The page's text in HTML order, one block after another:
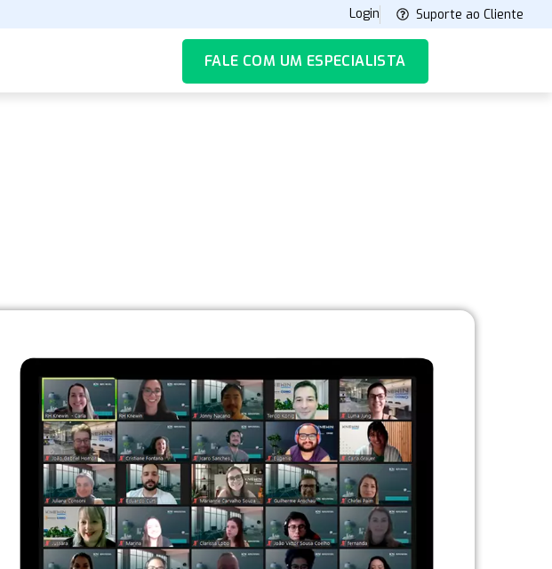
Login Suporte ao Cliente
FALE COM UM ESPECIALISTA